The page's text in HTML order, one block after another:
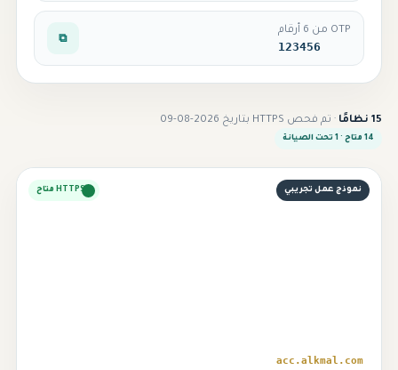
OTP من 6 أرقام
123456
⧉
15 نظامًا · تم فحص HTTPS بتاريخ 2026-08-09
14 متاح · 1 تحت الصيانة
نموذج عمل تجريبي HTTPS متاح
acc.alkmal.com